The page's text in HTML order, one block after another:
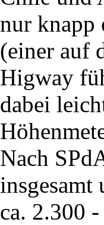
nur knapp
(einer auf
Higway
dabei
Nach
insgesamt
ca. 2.300